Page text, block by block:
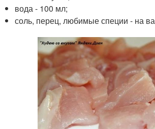
вода - 100 мл;
соль, перец, любимые специи - на